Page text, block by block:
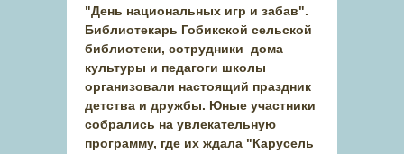
"День национальных игр и забав".
Библиотекарь Гобикской сельской
библиотеки, сотрудники дома
культуры и педагоги школы
организовали настоящий праздник
детства и дружбы. Юные участники
собрались на увлекательную
программу, где их ждала "Карусель